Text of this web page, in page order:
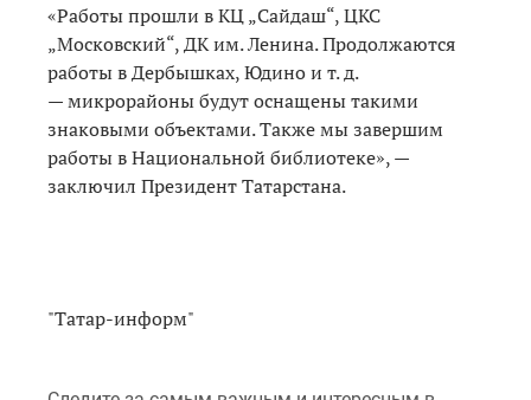
«Работы прошли в КЦ „Сайдаш“, ЦКС
„Московский“, ДК им. Ленина. Продолжаются
работы в Дербышках, Юдино и т. д.
— микрорайоны будут оснащены такими
знаковыми объектами. Также мы завершим
работы в Национальной библиотеке», —
заключил Президент Татарстана.
"Татар-информ"